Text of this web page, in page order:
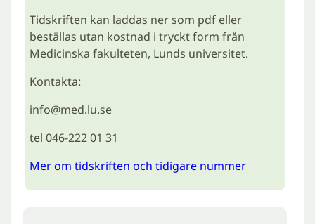
Tidskriften kan laddas ner som pdf eller
beställas utan kostnad i tryckt form från
Medicinska fakulteten, Lunds universitet.
Kontakta:
info@med.lu.se
tel 046-222 01 31
Mer om tidskriften och tidigare nummer